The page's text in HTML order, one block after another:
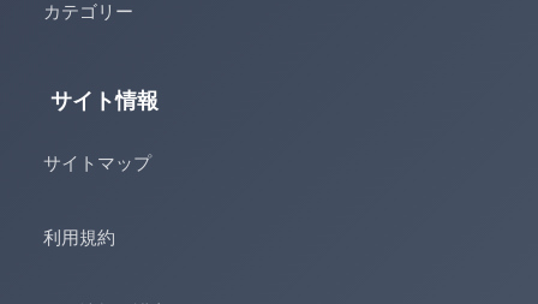
カテゴリー
サイト情報
サイトマップ
利用規約